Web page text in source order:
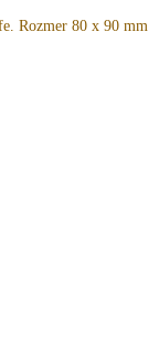
Rozmer 80 x 90 mm